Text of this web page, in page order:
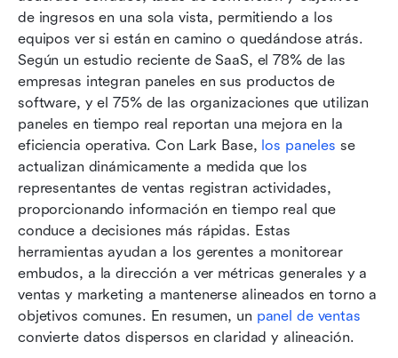
de ingresos en una sola vista, permitiendo a los
equipos ver si están en camino o quedándose atrás.
Según un estudio reciente de SaaS, el 78% de las
empresas integran paneles en sus productos de
software, y el 75% de las organizaciones que utilizan
paneles en tiempo real reportan una mejora en la
eficiencia operativa. Con Lark Base, los paneles se
actualizan dinámicamente a medida que los
representantes de ventas registran actividades,
proporcionando información en tiempo real que
conduce a decisiones más rápidas. Estas
herramientas ayudan a los gerentes a monitorear
embudos, a la dirección a ver métricas generales y a
ventas y marketing a mantenerse alineados en torno a
objetivos comunes. En resumen, un panel de ventas
convierte datos dispersos en claridad y alineación.